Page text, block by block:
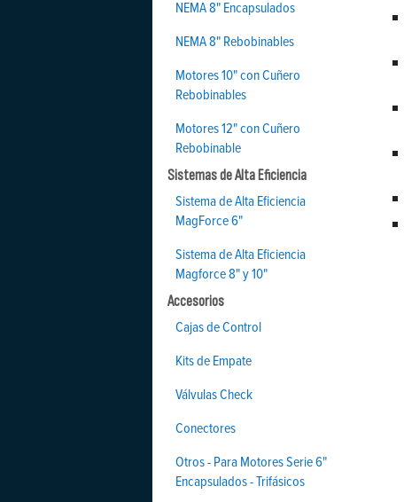
NEMA 8" Encapsulados
NEMA 8" Rebobinables
Motores 10" con Cuñero
Rebobinables
Motores 12" con Cuñero
Rebobinable
Sistemas de Alta Eficiencia
Sistema de Alta Eficiencia
MagForce 6"
Sistema de Alta Eficiencia
Magforce 8" y 10"
Accesorios
Cajas de Control
Kits de Empate
Válvulas Check
Conectores
Otros - Para Motores Serie 6"
Encapsulados - Trifásicos